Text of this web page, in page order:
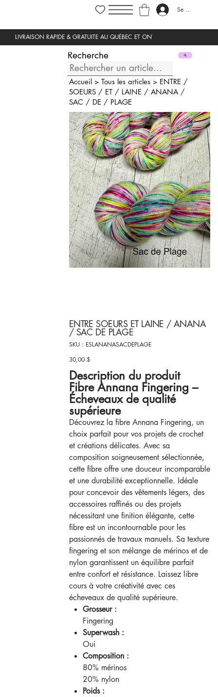
Se connecter
Recherche
Accueil> Tous les articles> ENTRE /
SOEURS / ET / LAINE / ANANA /
SAC / DE / PLAGE
ENTRE SOEURS ET LAINE / ANANA
/ SAC DE PLAGE
SKU : SKU
ESLANANASACDEPLAGE
ESLANANASACDEPLAGE
Prix
30,00 $
Description du produit
Fibre Annana Fingering –
Écheveaux de qualité
supérieure
Découvrez la fibre Annana Fingering, un
choix parfait pour vos projets de crochet
et créations délicates. Avec sa
composition soigneusement sélectionnée,
cette fibre offre une douceur incomparable
et une durabilité exceptionnelle. Idéale
pour concevoir des vêtements légers, des
accessoires raffinés ou des projets
nécessitant une finition élégante, cette
fibre est un incontournable pour les
passionnés de travaux manuels. Sa texture
fingering et son mélange de mérinos et de
nylon garantissent un équilibre parfait
entre confort et résistance. Laissez libre
cours à votre créativité avec ces
écheveaux de qualité supérieure.
Grosseur :
Fingering
Superwash :
Oui
Composition :
80% mérinos
20% nylon
Poids :